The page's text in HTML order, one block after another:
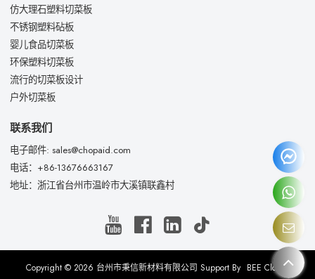
仿大理石塑料切菜板
不锈钢塑料砧板
婴儿食品切菜板
环保塑料切菜板
流行的切菜板设计
户外切菜板
联系我们
电子邮件: sales@chopaid.com
电话：+86-13676663167
地址：浙江省台州市温岭市大溪镇联鑫村
Copyright © 2026 台州市秉信新材料有限公司 Support By BEE Cloud